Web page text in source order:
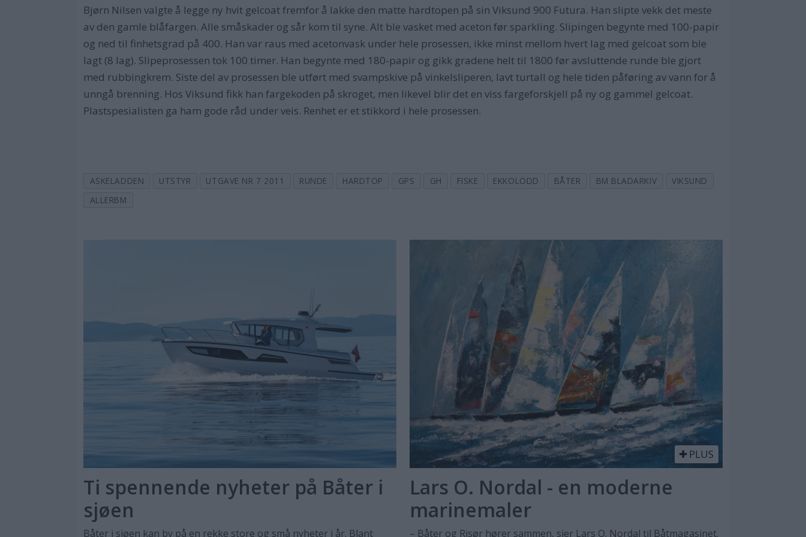
Bjørn Nilsen valgte å legge ny hvit gelcoat fremfor å lakke den matte hardtopen på sin Viksund 900 Futura. Han slipte vekk det meste
av den gamle blåfargen. Alle småskader og sår kom til syne. Alt ble vasket med aceton før sparkling. Slipingen begynte med 100-papir
og ned til finhetsgrad på 400. Han var raus med acetonvask under hele prosessen, ikke minst mellom hvert lag med gelcoat som ble
lagt (8 lag). Slipeprosessen tok 100 timer. Han begynte med 180-papir og gikk gradene helt til 1800 før avsluttende runde ble gjort
med rubbingkrem. Siste del av prosessen ble utført med svampskive på vinkelsliperen, lavt turtall og hele tiden påføring av vann for å
unngå brenning. Hos Viksund fikk han fargekoden på skroget, men likevel blir det en viss fargeforskjell på ny og gammel gelcoat.
Plastspesialisten ga ham gode råd under veis. Renhet er et stikkord i hele prosessen.
ASKELADDEN UTSTYR UTGAVE NR 7 2011 RUNDE HARDTOP GPS GH FISKE EKKOLODD BÅTER BM BLADARKIV
VIKSUND
ALLERBM
Ti spennende nyheter på Båter i
sjøen
Båter i sjøen kan by på en rekke store og små nyheter i år. Blant
PLUS
Lars O. Nordal - en moderne
marinemaler
– Båter og Risør hører sammen, sier Lars O. Nordal til Båtmagasinet.